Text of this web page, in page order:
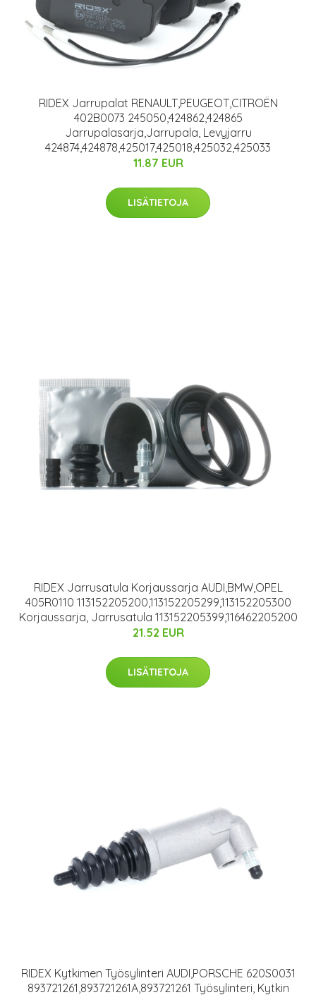
RIDEX Jarrupalat RENAULT,PEUGEOT,CITROËN
402B0073 245050,424862,424865
Jarrupalasarja,Jarrupala, Levyjarru
424874,424878,425017,425018,425032,425033
11.87 EUR
LISÄTIETOJA
RIDEX Jarrusatula Korjaussarja AUDI,BMW,OPEL
405R0110 113152205200,113152205299,113152205300
Korjaussarja, Jarrusatula 113152205399,116462205200
21.52 EUR
LISÄTIETOJA
RIDEX Kytkimen Työsylinteri AUDI,PORSCHE 620S0031
893721261,893721261A,893721261 Työsylinteri, Kytkin